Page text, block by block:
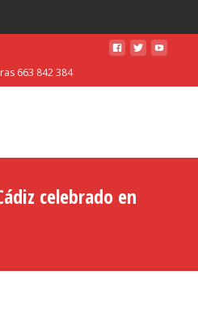
663 842 384
celebrado en